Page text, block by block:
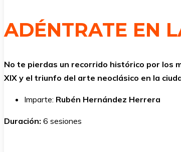
ADÉNTRATE EN
No te pierdas un recorrido histórico por los
XIX y el triunfo del arte neoclásico en la
Imparte: Rubén Hernández Herrera
Duración: 6 sesiones